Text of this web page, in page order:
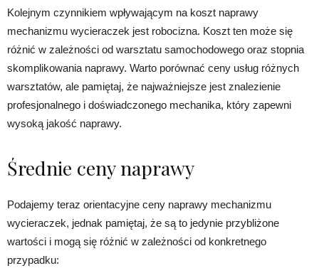
Kolejnym czynnikiem wpływającym na koszt naprawy
mechanizmu wycieraczek jest robocizna. Koszt ten może się
różnić w zależności od warsztatu samochodowego oraz stopnia
skomplikowania naprawy. Warto porównać ceny usług różnych
warsztatów, ale pamiętaj, że najważniejsze jest znalezienie
profesjonalnego i doświadczonego mechanika, który zapewni
wysoką jakość naprawy.
Średnie ceny naprawy
Podajemy teraz orientacyjne ceny naprawy mechanizmu
wycieraczek, jednak pamiętaj, że są to jedynie przybliżone
wartości i mogą się różnić w zależności od konkretnego
przypadku: